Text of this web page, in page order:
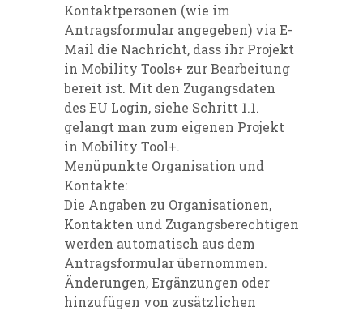
Kontaktpersonen (wie im
Antragsformular angegeben) via E-
Mail die Nachricht, dass ihr Projekt
in Mobility Tools+ zur Bearbeitung
bereit ist. Mit den Zugangsdaten
des EU Login, siehe Schritt 1.1.
gelangt man zum eigenen Projekt
in Mobility Tool+.
Menüpunkte Organisation und
Kontakte:
Die Angaben zu Organisationen,
Kontakten und Zugangsberechtigen
werden automatisch aus dem
Antragsformular übernommen.
Änderungen, Ergänzungen oder
hinzufügen von zusätzlichen